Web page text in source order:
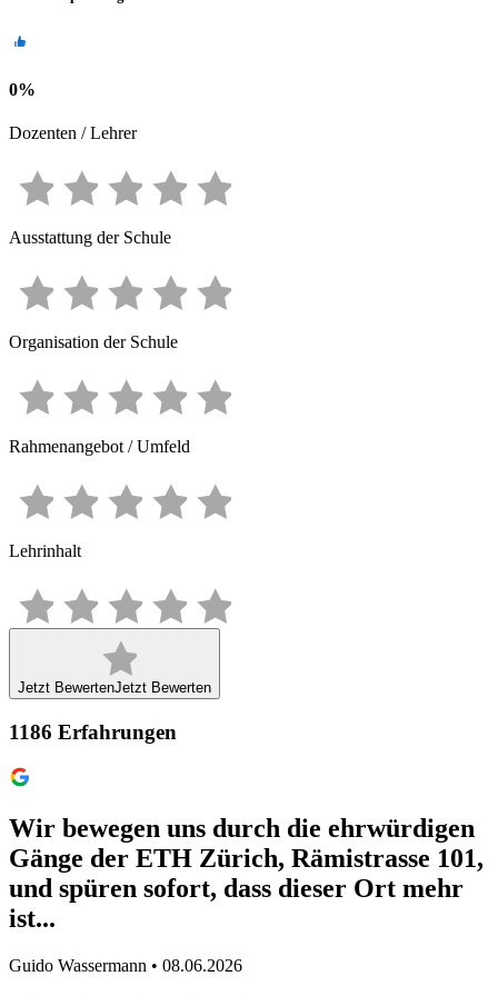
0%
Dozenten / Lehrer
Ausstattung der Schule
Organisation der Schule
Rahmenangebot / Umfeld
Lehrinhalt
Jetzt BewertenJetzt Bewerten
1186 Erfahrungen
Wir bewegen uns durch die ehrwürdigen
Gänge der ETH Zürich, Rämistrasse 101,
und spüren sofort, dass dieser Ort mehr
ist...
Guido Wassermann • 08.06.2026